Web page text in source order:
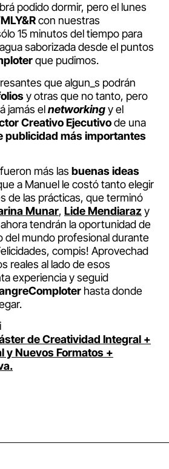
podido dormir, pero el lunes
con nuestras
15 minutos del tiempo para
saborizada desde el puntos
que pudimos.
que algun_s podrán
y otras que no tanto, pero
jamás elnetworkingy el
Creativo Ejecutivode una
publicidad más importantes
más las buenas ideas
a Manuel le costó tanto elegir
de las prácticas, que terminó
Munar, Lide Mendiaraz y
ahora tendrán la oportunidad de
del mundo profesional durante
compis! Aprovechad
reales al lado de esos
experiencia y seguid
hasta donde
de Creatividad Integral +
y Nuevos Formatos +